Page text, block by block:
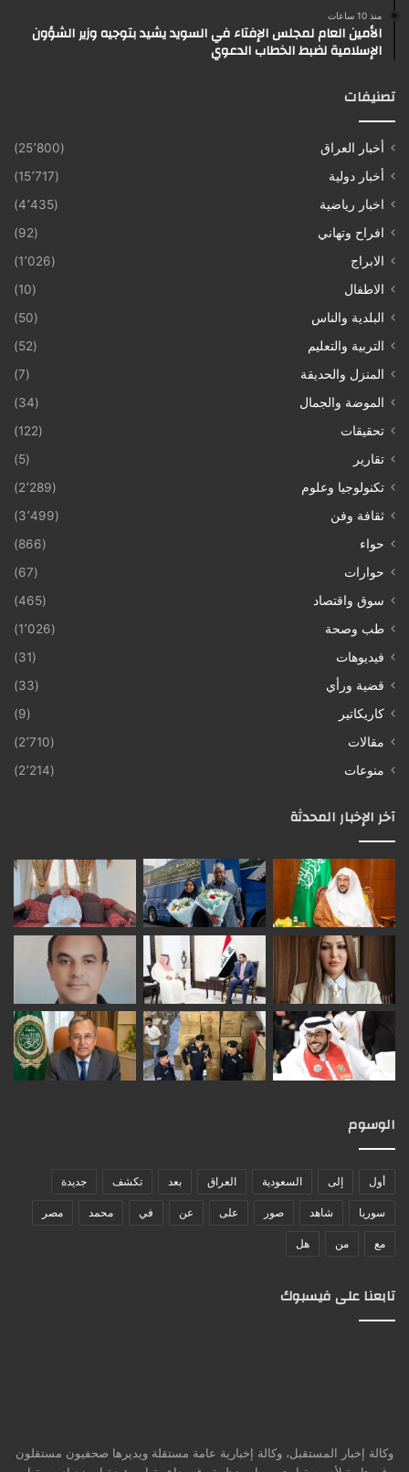
منذ 10 ساعات
الأمين العام لمجلس الإفتاء في السويد يشيد بتوجيه وزير الشؤون
الإسلامية لضبط الخطاب الدعوي
تصنيفات
أخبار العراق
(25٬800)
أخبار دولية
(15٬717)
اخبار رياضية
(4٬435)
افراح وتهاني
(92)
الابراج
(1٬026)
الاطفال
(10)
البلدية والناس
(50)
التربية والتعليم
(52)
المنزل والحديقة
(7)
الموضة والجمال
(34)
تحقيقات
(122)
تقارير
(5)
تكنولوجيا وعلوم
(2٬289)
ثقافة وفن
(3٬499)
حواء
(866)
حوارات
(67)
سوق واقتصاد
(465)
طب وصحة
(1٬026)
فيديوهات
(31)
قضية ورأي
(33)
كاريكاتير
(9)
مقالات
(2٬710)
منوعات
(2٬214)
آخر الإخبار المحدثة
الوسوم
أول إلى السعودية العراق بعد تكشف جديدة
سوريا شاهد صور على عن في محمد مصر
مع من هل
تابعنا على فيسبوك
وكالة إخبار المستقبل، وكالة إخبارية عامة مستقلة ويديرها صحفيون مستقلون